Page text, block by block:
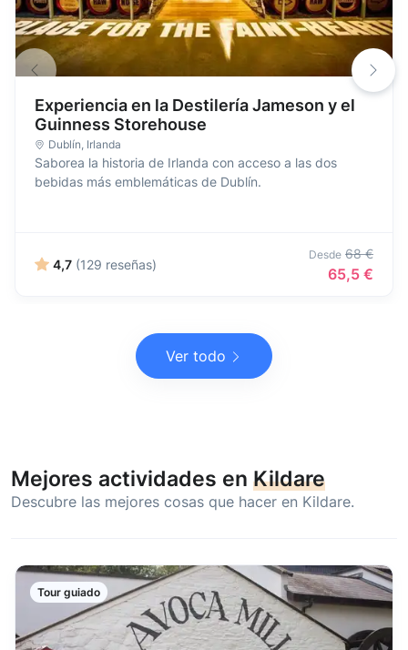
Experiencia en la Destilería Jameson y el
Guinness Storehouse
Dublín Irlanda
Saborea la historia de Irlanda con acceso a las dos
bebidas más emblemáticas de Dublín.
4,7 (129 reseñas)
Desde 68 €
65,5 €
Ver todo
Mejores actividades en Kildare
Descubre las mejores cosas que hacer en Kildare.
Tour guiado